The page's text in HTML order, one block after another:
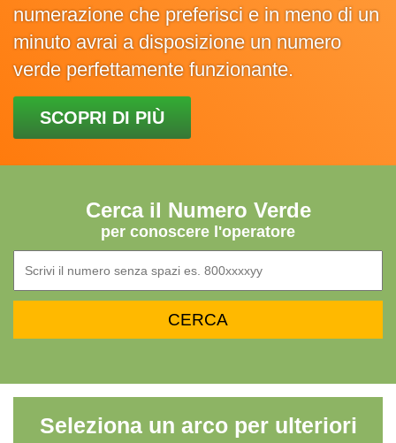
numerazione che preferisci e in meno di un
minuto avrai a disposizione un numero
verde perfettamente funzionante.
SCOPRI DI PIÙ
Cerca il Numero Verde
per conoscere l'operatore
Seleziona un arco per ulteriori